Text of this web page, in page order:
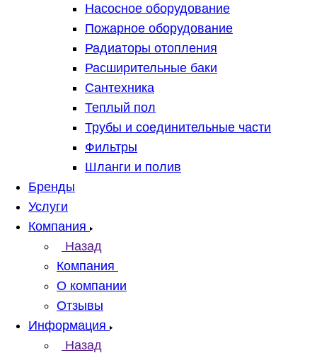
Насосное оборудование
Пожарное оборудование
Радиаторы отопления
Расширительные баки
Сантехника
Теплый пол
Трубы и соединительные части
Фильтры
Шланги и полив
Бренды
Услуги
Компания
Назад
Компания
О компании
Отзывы
Информация
Назад